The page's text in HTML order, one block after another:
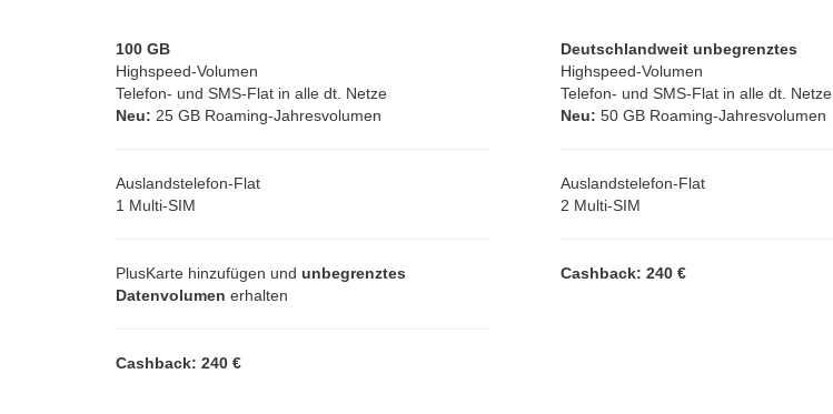
100 GB
Highspeed-Volumen
Telefon- und SMS-Flat in alle dt. Netze
Neu: 25 GB Roaming-Jahresvolumen
Auslandstelefon-Flat
1 Multi-SIM
PlusKarte hinzufügen und unbegrenztes
Datenvolumen erhalten
Cashback: 240 €
Deutschlandweit unbegrenztes
Highspeed-Volumen
Telefon- und SMS-Flat in alle dt. Netze
Neu: 50 GB Roaming-Jahresvolumen
Auslandstelefon-Flat
2 Multi-SIM
Cashback: 240 €